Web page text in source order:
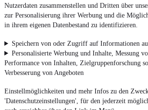
Nutzerdaten zusammenstellen und Dritten über
zur Personalisierung ihrer Werbung und die
in ihrem eigenen Datenbestand zu identifizieren.
Speichern von oder Zugriff auf Informationen
Personalisierte Werbung und Inhalte, Messung
Performance von Inhalten, Zielgruppenforschung
Verbesserung von Angeboten
Einstellmöglichkeiten und mehr Infos zu den
'Datenschutzeinstellungen', für den jederzeit
The fastest, easiest way to mobile.de
General Terms and Conditions